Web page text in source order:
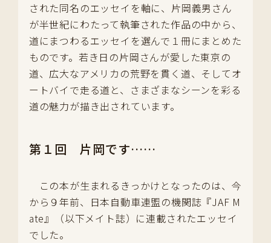
された同名のエッセイを軸に、片岡義男さん
が半世紀にわたって執筆された作品の中から、
道にまつわるエッセイを選んで１冊にまとめた
ものです。若き日の片岡さんが愛した東京の
道、広大なアメリカの荒野を貫く道、そしてオ
ートバイで走る道と、さまざまなシーンを彩る
道の魅力が描き出されています。
第１回 片岡です……
この本が生まれるきっかけとなったのは、今
から９年前、日本自動車連盟の機関誌『JAF M
ate』（以下メイト誌）に連載されたエッセイ
でした。